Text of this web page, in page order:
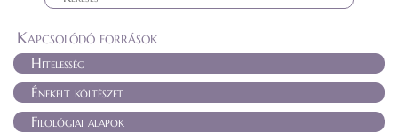
Kapcsolódó források
Hitelesség
Énekelt költészet
Filológiai alapok